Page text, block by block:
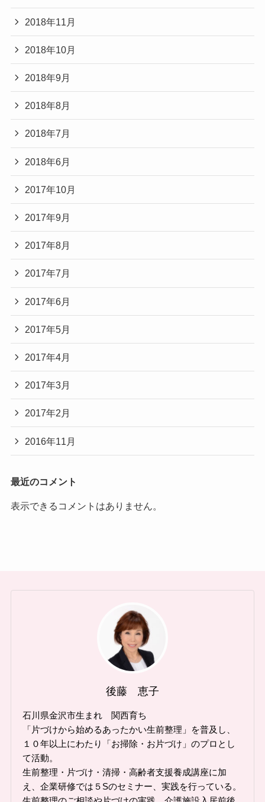
2018年11月
2018年10月
2018年9月
2018年8月
2018年7月
2018年6月
2017年10月
2017年9月
2017年8月
2017年7月
2017年6月
2017年5月
2017年4月
2017年3月
2017年2月
2016年11月
最近のコメント
表示できるコメントはありません。
後藤 恵子
石川県金沢市生まれ 関西育ち
「片づけから始めるあったかい生前整理」を普及し、
１０年以上にわたり「お掃除・お片づけ」のプロとし
て活動。
生前整理・片づけ・清掃・高齢者支援養成講座に加
え、企業研修では５Sのセミナー、実践を行っている。